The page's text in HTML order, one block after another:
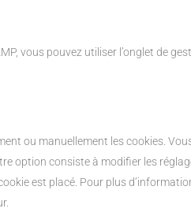
vous pouvez utiliser l’onglet de
ou manuellement les cookies.
option consiste à modifier les
est placé. Pour plus